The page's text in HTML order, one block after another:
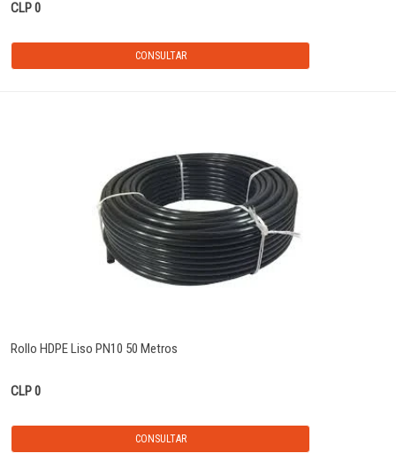
CLP 0
CONSULTAR
Rollo HDPE Liso PN10 50 Metros
CLP 0
CONSULTAR